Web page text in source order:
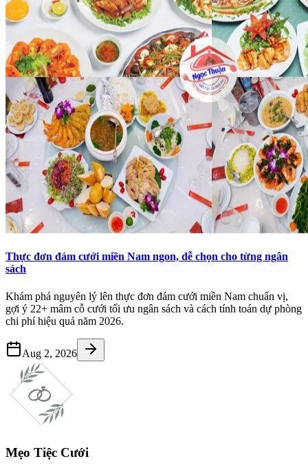
Thực đơn đám cưới miền Nam ngon, dễ chọn cho từng ngân
sách
Khám phá nguyên lý lên thực đơn đám cưới miền Nam chuẩn vị,
gợi ý 22+ mâm cỗ cưới tối ưu ngân sách và cách tính toán dự phòng
chi phí hiệu quả năm 2026.
Aug 2, 2026
Mẹo Tiệc Cưới